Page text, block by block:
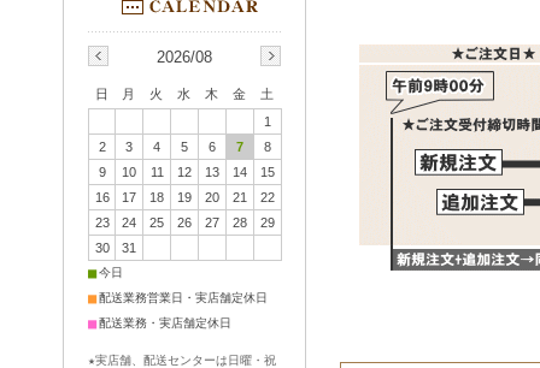
2026/08
日 月 火 水 木 金
土
1
2
3 4 5 6 7
8
9
10 11 12 13 14
15
16
17 18 19 20 21
22
23
24 25 26 27 28
29
30
31
■今日
■配送業務営業日・実店舗定休日
■配送業務・実店舗定休日
★実店舗、配送センターは日曜・祝